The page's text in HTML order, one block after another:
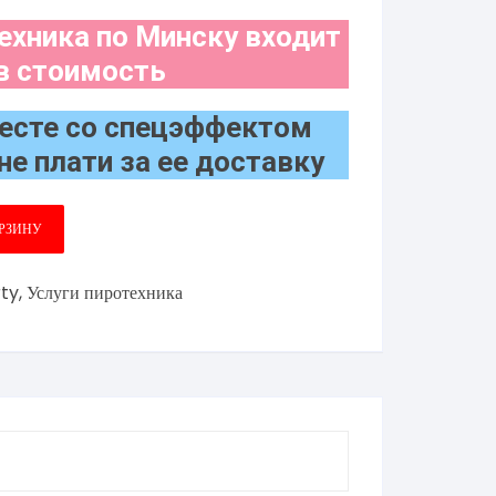
по Минску входит
стоимость
со спецэффектом
плати за ее доставку
,Услуги пиротехника